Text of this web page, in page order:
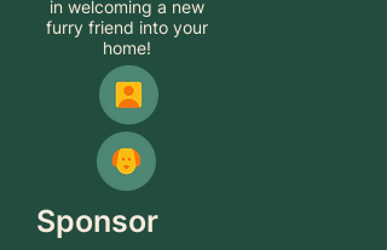
in welcoming a new
furry friend into your
home!
Sponsor